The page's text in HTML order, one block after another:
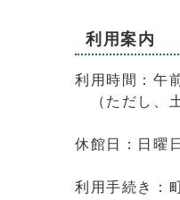
利用案内
利用時間：午
（ただし、
休館日：日曜
利用手続き：